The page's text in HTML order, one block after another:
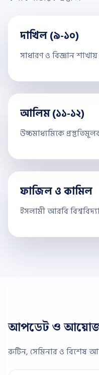
দাখিল (৯-১০)
সাধারণ ও বিজ্ঞান
আলিম (১১-১২)
উচ্চমাধ্যমিকে
ফাজিল ও কামিল
ইসলামী আরবি
আপডেট ও
রুটিন, সেমিনার ও বিশেষ